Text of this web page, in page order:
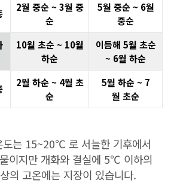
2월 중순 ~ 3월 중
순
5월 중순 ~ 6월
중순
10월 초순 ~ 10월
하순
이듬해 5월 초순
~ 6월 하순
2월 하순 ~ 4월 초
순
5월 하순 ~ 7
월 초순
도는 15~20℃ 로 서늘한 기후에서
이지만 개화와 결실에 5℃ 이하의
의 고온에는 지장이 있습니다.